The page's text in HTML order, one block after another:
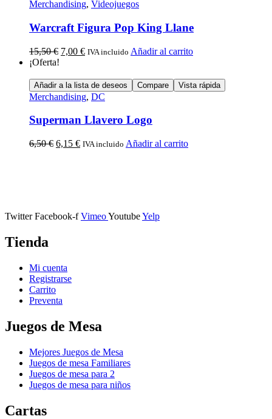
Merchandising, Videojuegos
Warcraft Figura Pop King Llane
15,50€ 7,00 € IVA incluido Añadir al carrito
¡Oferta!
Añadir a la lista de deseos Compare Vista rápida
Merchandising, DC
Superman Llavero Logo
6,50€ 6,15 € IVA incluido Añadir al carrito
Twitter Facebook-f VimeoYoutubeYelp
Tienda
Mi cuenta
Registrarse
Carrito
Preventa
Juegos de Mesa
Mejores Juegos de Mesa
Juegos de mesa Familiares
Juegos de mesa para 2
Juegos de mesa para niños
Cartas